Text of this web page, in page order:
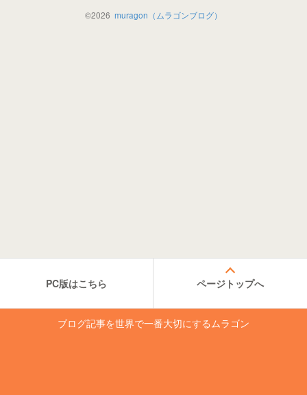
©2026 muragon（ムラゴンブログ）
PC版はこちら ページトップへ
ブログ記事を世界で一番大切にするムラゴン